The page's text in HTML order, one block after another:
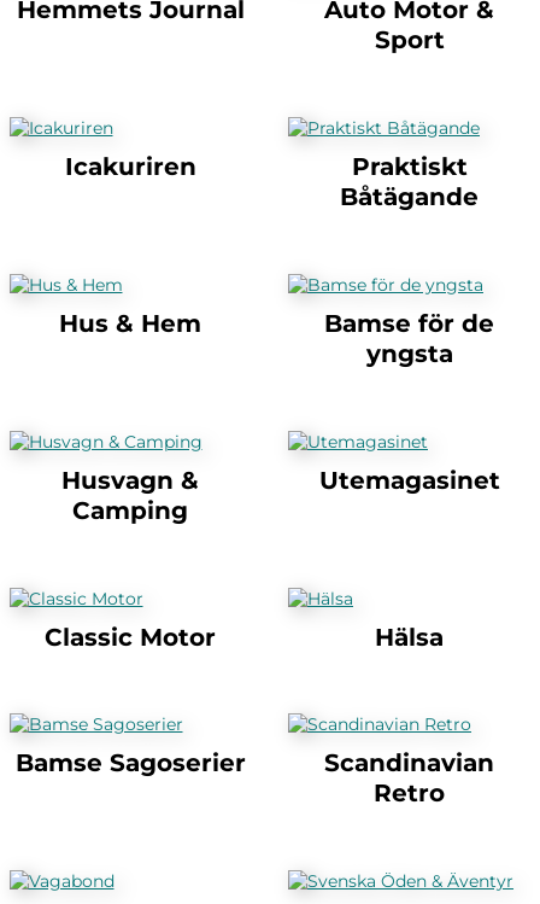
Hemmets Journal
Auto Motor &
Sport
Icakuriren
Praktiskt
Båtägande
Hus & Hem
Bamse för de
yngsta
Husvagn &
Camping
Utemagasinet
Classic Motor Hälsa
Bamse Sagoserier
Scandinavian
Retro